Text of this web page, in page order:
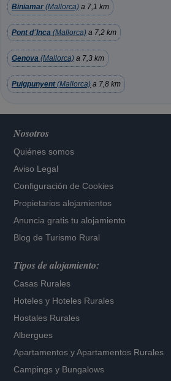
Biniamar (Mallorca) a 7,1 km
Pont d´Inca (Mallorca) a 7,2 km
Genova (Mallorca) a 7,3 km
Puigpunyent(Mallorca) a 7,8 km
Nosotros
Quiénes somos
Aviso Legal
Configuración de Cookies
Propietarios alojamientos
Anuncia gratis tu alojamiento
Blog de Turismo Rural
Tipos de alojamiento:
Casas Rurales
Hoteles y Hoteles Rurales
Hostales Rurales
Albergues
Apartamentos yApartamentos Rurales
Campings y Bungalows